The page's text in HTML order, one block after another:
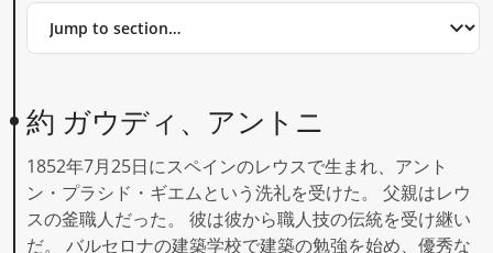
Jump
約 ガウディ、アントニ
1852年7月25日にスペインのレウスで生まれ、アント
ン・プラシド・ギエムという洗礼を受けた。 父親はレウ
スの釜職人だった。 彼は彼から職人技の伝統を受け継い
だ。 バルセロナの建築学校で建築の勉強を始め、優秀な